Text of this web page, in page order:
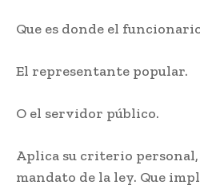
Que es donde el
El representante popular.
O el servidor público.
Aplica su criterio
mandato de la ley. Que